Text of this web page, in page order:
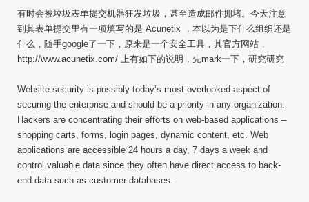
有时会被垃圾表单提交机器狂发垃圾，甚至造成邮件拥堵。今天注意
到其表单提交里有一项填写的是 Acunetix ，本以为是下什么组织还是
什么，随手google了一下，原来是一个安全工具，其官方网站，
http://www.acunetix.com/ 上有如下的说明，先mark一下，研究研究
Website security is possibly today’s most overlooked aspect of
securing the enterprise and should be a priority in any organization.
Hackers are concentrating their efforts on web-based applications –
shopping carts, forms, login pages, dynamic content, etc. Web
applications are accessible 24 hours a day, 7 days a week and
control valuable data since they often have direct access to back-
end data such as customer databases.